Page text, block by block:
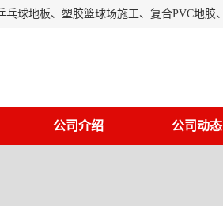
公司介绍 公司动态